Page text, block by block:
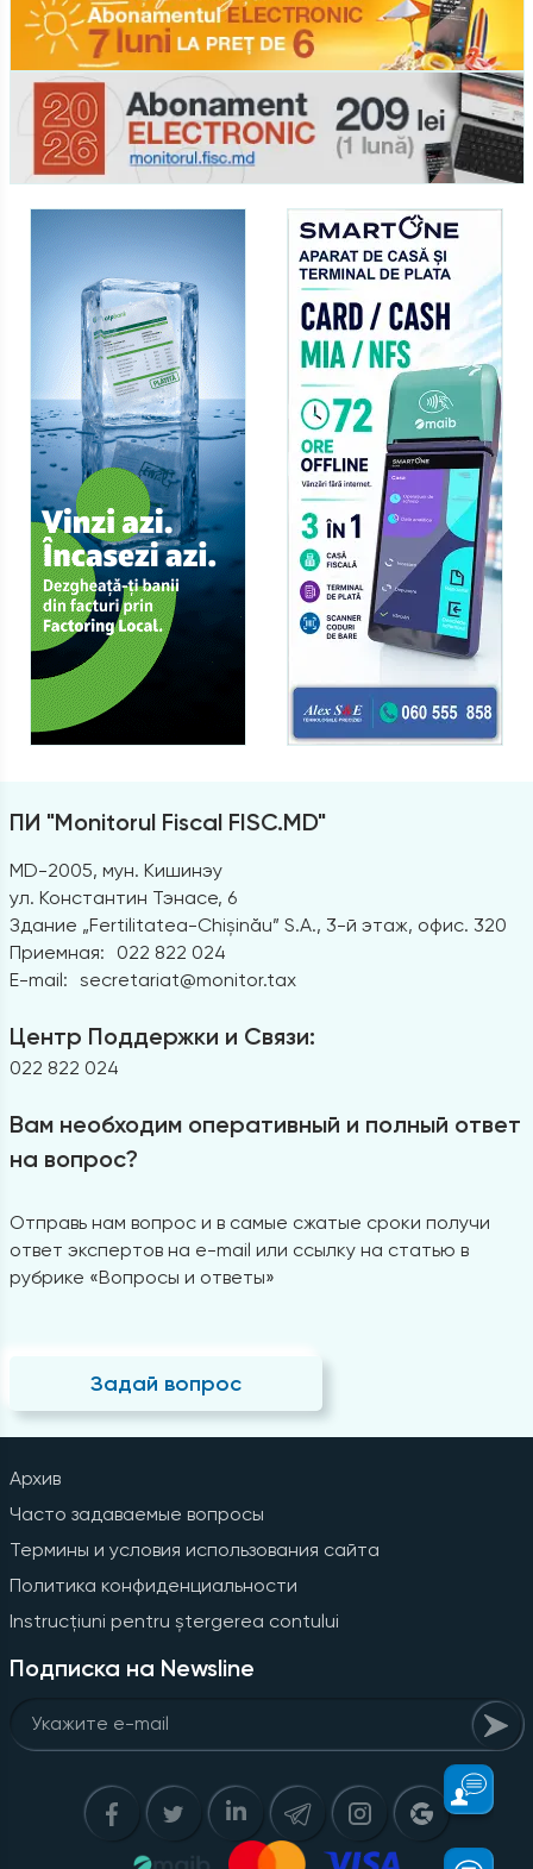
ПИ "Monitorul Fiscal FISC.MD"
MD-2005, мун. Кишинэу
ул. Константин Тэнасе, 6
Здание „Fertilitatea-Chișinău” S.A., 3-й этаж, офис. 320
Приемная:
022 822 024
E-mail: secretariat@monitor.tax
Центр Поддержки и Связи:
022 822 024
Вам необходим оперативный и полный ответ
на вопрос?
Отправь нам вопрос и в самые сжатые сроки получи
ответ экспертов на e-mail или ссылку на статью в
рубрике «Вопросы и ответы»
Задай вопрос
Архив
Часто задаваемые вопросы
Термины и условия использования сайта
Политика конфиденциальности
Instrucțiuni pentru ștergerea contului
Подписка на Newsline